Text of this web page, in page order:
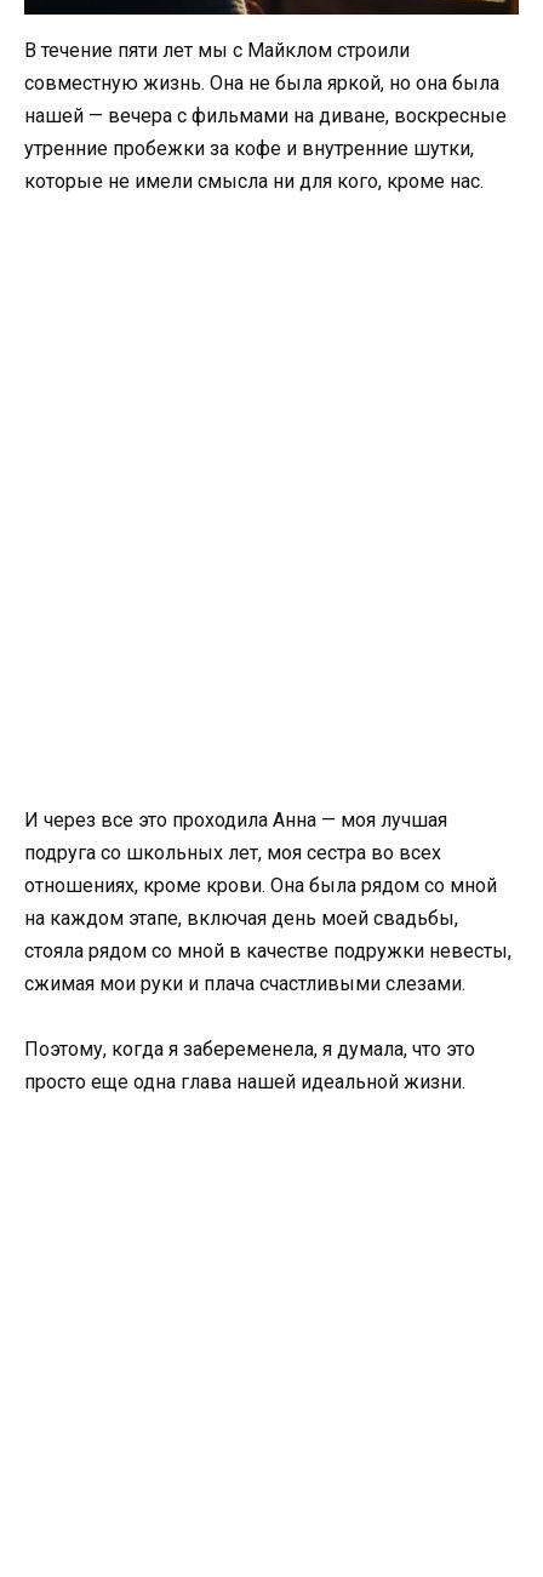
В течение пяти лет мы с Майклом строили
совместную жизнь. Она не была яркой, но она была
нашей — вечера с фильмами на диване, воскресные
утренние пробежки за кофе и внутренние шутки,
которые не имели смысла ни для кого, кроме нас.
И через все это проходила Анна — моя лучшая
подруга со школьных лет, моя сестра во всех
отношениях, кроме крови. Она была рядом со мной
на каждом этапе, включая день моей свадьбы,
стояла рядом со мной в качестве подружки невесты,
сжимая мои руки и плача счастливыми слезами.
Поэтому, когда я забеременела, я думала, что это
просто еще одна глава нашей идеальной жизни.